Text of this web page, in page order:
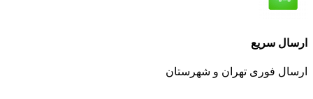
سریع
فوری تهران و شهرستان